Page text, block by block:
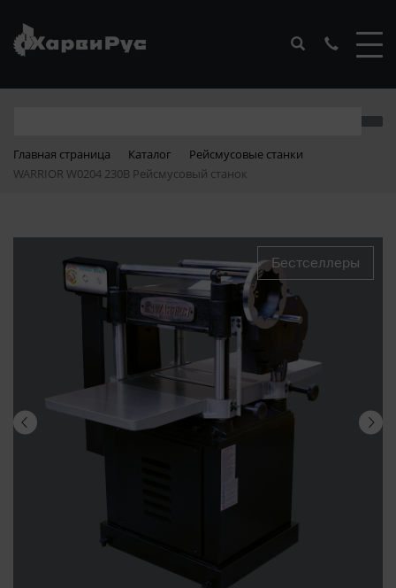
Главная страница Каталог
Рейсмусовые станки
WARRIOR W0204 230В Рейсмусовый станок
Бестселлеры